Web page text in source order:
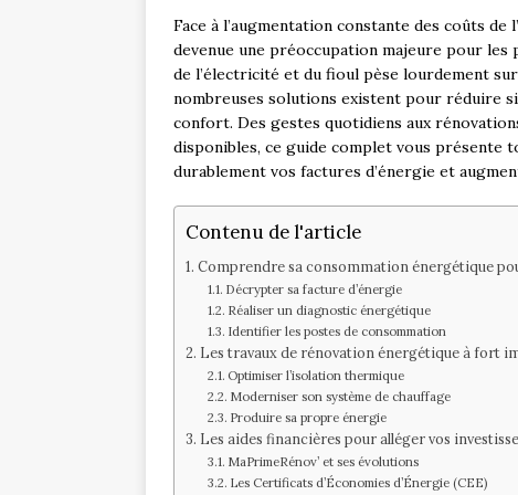
Face à l’augmentation constante des coûts
devenue une préoccupation majeure pour
de l’électricité et du fioul pèse lourdement
nombreuses solutions existent pour réduire
confort. Des gestes quotidiens aux
disponibles, ce guide complet vous présente
durablement vos factures d’énergie et
Contenu de l'article
Comprendre sa consommation énergétique
Décrypter sa facture d’énergie
Réaliser un diagnostic énergétique
Identifier les postes de consommation
Les travaux de rénovation énergétique à fort
Optimiser l’isolation thermique
Moderniser son système de chauffage
Produire sa propre énergie
Les aides financières pour alléger vos
MaPrimeRénov’ et ses évolutions
Les Certificats d’Économies d’Énergie (CEE)